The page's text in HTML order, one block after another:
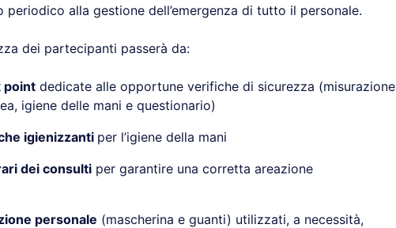
periodico alla gestione dell’emergenza di tutto il personale.
dei partecipanti passerà da:
point dedicate alle opportune verifiche di sicurezza (misurazione
igiene delle mani e questionario)
igienizzanti per l’igiene della mani
dei consulti per garantire una corretta areazione
personale (mascherina e guanti) utilizzati, a necessità,